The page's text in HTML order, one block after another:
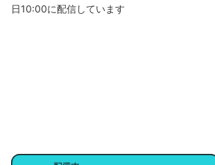
日10:00に配信しています